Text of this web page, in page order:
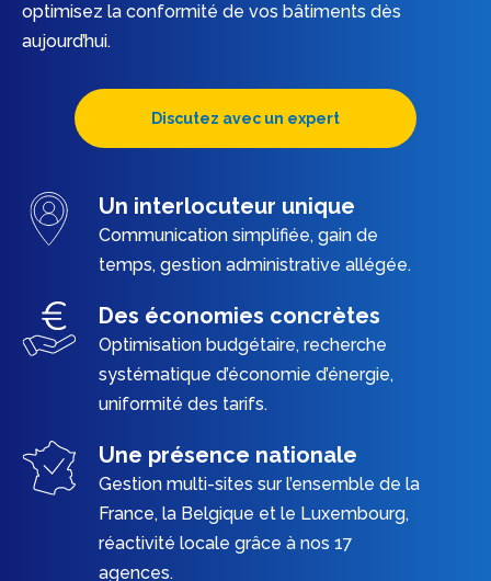
optimisez la conformité de vos bâtiments dès
aujourd’hui.
Discutez avec un expert
Un interlocuteur unique
Communication simplifiée, gain de
temps, gestion administrative allégée.
Des économies concrètes
Optimisation budgétaire, recherche
systématique d’économie d’énergie,
uniformité des tarifs.
Une présence nationale
Gestion multi-sites sur l’ensemble de la
France, la Belgique et le Luxembourg,
réactivité locale grâce à nos 17
agences.